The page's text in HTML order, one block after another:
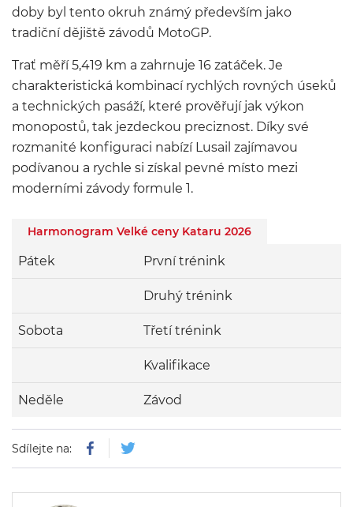
doby byl tento okruh známý především jako
tradiční dějiště závodů MotoGP.
Trať měří 5,419 km a zahrnuje 16 zatáček. Je
charakteristická kombinací rychlých rovných úseků
a technických pasáží, které prověřují jak výkon
monopostů, tak jezdeckou preciznost. Díky své
rozmanité konfiguraci nabízí Lusail zajímavou
podívanou a rychle si získal pevné místo mezi
moderními závody formule 1.
Harmonogram Velké ceny Kataru 2026
Pátek První trénink
Druhý trénink
Sobota Třetí trénink
Kvalifikace
Neděle Závod
Sdílejte na: